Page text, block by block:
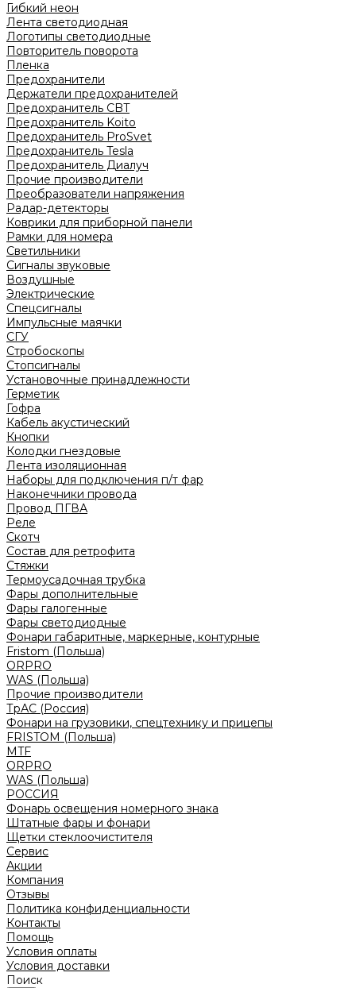
Гибкий неон
Лента светодиодная
Логотипы светодиодные
Повторитель поворота
Пленка
Предохранители
Держатели предохранителей
Предохранитель CBT
Предохранитель Koito
Предохранитель ProSvet
Предохранитель Tesla
Предохранитель Диалуч
Прочие производители
Преобразователи напряжения
Радар-детекторы
Коврики для приборной панели
Рамки для номера
Светильники
Сигналы звуковые
Воздушные
Электрические
Спецсигналы
Импульсные маячки
СГУ
Стробоскопы
Стопсигналы
Установочные принадлежности
Герметик
Гофра
Кабель акустический
Кнопки
Колодки гнездовые
Лента изоляционная
Наборы для подключения п/т фар
Наконечники провода
Провод ПГВА
Реле
Скотч
Состав для ретрофита
Стяжки
Термоусадочная трубка
Фары дополнительные
Фары галогенные
Фары светодиодные
Фонари габаритные, маркерные, контурные
Fristom (Польша)
ORPRO
WAS (Польша)
Прочие производители
ТрАС (Россия)
Фонари на грузовики, спецтехнику и прицепы
FRISTOM (Польша)
MTF
ORPRO
WAS (Польша)
РОССИЯ
Фонарь освещения номерного знака
Штатные фары и фонари
Щетки стеклоочистителя
Сервис
Акции
Компания
Отзывы
Политика конфиденциальности
Контакты
Помощь
Условия оплаты
Условия доставки
Поиск